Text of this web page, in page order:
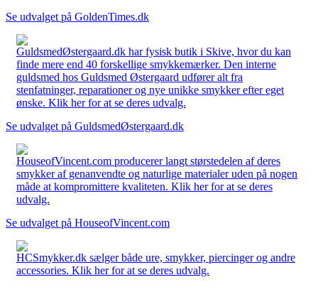
Se udvalget på GoldenTimes.dk
GuldsmedØstergaard.dk har fysisk butik i Skive, hvor du kan
finde mere end 40 forskellige smykkemærker. Den interne
guldsmed hos Guldsmed Østergaard udfører alt fra
stenfatninger, reparationer og nye unikke smykker efter eget
ønske. Klik her for at se deres udvalg.
Se udvalget på GuldsmedØstergaard.dk
HouseofVincent.com producerer langt størstedelen af deres
smykker af genanvendte og naturlige materialer uden på nogen
måde at kompromittere kvaliteten. Klik her for at se deres
udvalg.
Se udvalget på HouseofVincent.com
HCSmykker.dk sælger både ure, smykker, piercinger og andre
accessories. Klik her for at se deres udvalg.